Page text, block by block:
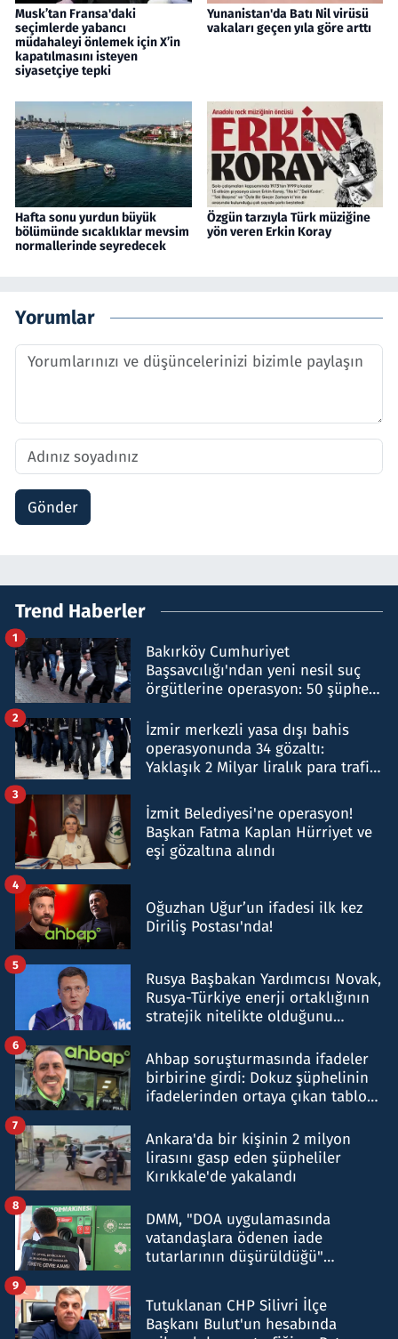
Musk’tan Fransa'daki
seçimlerde yabancı
müdahaleyi önlemek için X’in
kapatılmasını isteyen
siyasetçiye tepki
Yunanistan'da Batı Nil virüsü
vakaları geçen yıla göre arttı
Hafta sonu yurdun büyük
bölümünde sıcaklıklar mevsim
normallerinde seyredecek
Özgün tarzıyla Türk müziğine
yön veren Erkin Koray
Yorumlar
Gönder
Trend Haberler
Bakırköy Cumhuriyet
Başsavcılığı'ndan yeni nesil suç
örgütlerine operasyon: 50 şüpheli
1
İzmir merkezli yasa dışı bahis
operasyonunda 34 gözaltı:
Yaklaşık 2 Milyar liralık para trafiği
2
İzmit Belediyesi'ne operasyon!
Başkan Fatma Kaplan Hürriyet ve
eşi gözaltına alındı
3
Oğuzhan Uğur’un ifadesi ilk kez
Diriliş Postası'nda!
4
Rusya Başbakan Yardımcısı Novak,
Rusya-Türkiye enerji ortaklığının
stratejik nitelikte olduğunu
5
Ahbap soruşturmasında ifadeler
birbirine girdi: Dokuz şüphelinin
ifadelerinden ortaya çıkan tablo
6
Ankara'da bir kişinin 2 milyon
lirasını gasp eden şüpheliler
Kırıkkale'de yakalandı
7
DMM, "DOA uygulamasında
vatandaşlara ödenen iade
tutarlarının düşürüldüğü"
8
Tutuklanan CHP Silivri İlçe
Başkanı Bulut'un hesabında
9